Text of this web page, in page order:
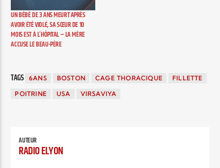
UN BÉBÉ DE 3 ANS MEURT APRÈS
AVOIR ÉTÉ VIOLÉ, SA SŒUR DE 10
MOIS EST À L’HÔPITAL – LA MÈRE
ACCUSE LE BEAU-PÈRE
TAGS 6ANS BOSTON CAGE THORACIQUE FILLETTE
POITRINE USA VIRSAVIYA
AUTEUR
RADIO ELYON